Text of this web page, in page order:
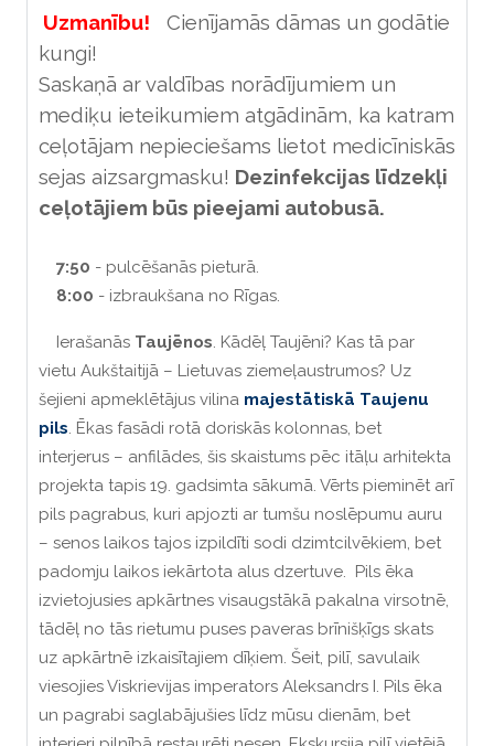
Uzmanību! Cienījamās dāmas un godātie
kungi!
Saskaņā ar valdības norādījumiem un
mediķu ieteikumiem atgādinām, ka katram
ceļotājam nepieciešams lietot medicīniskās
sejas aizsargmasku! Dezinfekcijas līdzekļi
ceļotājiem būs pieejami autobusā.
7:50 - pulcēšanās pieturā.
8:00 - izbraukšana no Rīgas.
Ierašanās Taujēnos. Kādēļ Taujēni? Kas tā par
vietu Aukštaitijā – Lietuvas ziemeļaustrumos? Uz
šejieni apmeklētājus vilina majestātiskā Taujenu
pils. Ēkas fasādi rotā doriskās kolonnas, bet
interjerus – anfilādes, šis skaistums pēc itāļu arhitekta
projekta tapis 19. gadsimta sākumā. Vērts pieminēt arī
pils pagrabus, kuri apjozti ar tumšu noslēpumu auru
– senos laikos tajos izpildīti sodi dzimtcilvēkiem, bet
padomju laikos iekārtota alus dzertuve. Pils ēka
izvietojusies apkārtnes visaugstākā pakalna virsotnē,
tādēļ no tās rietumu puses paveras brīnišķīgs skats
uz apkārtnē izkaisītajiem dīķiem. Šeit, pilī, savulaik
viesojies Viskrievijas imperators Aleksandrs I. Pils ēka
un pagrabi saglabājušies līdz mūsu dienām, bet